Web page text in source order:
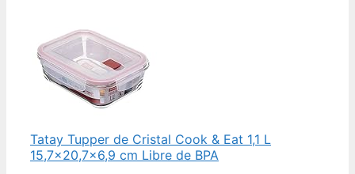
Tatay Tupper de Cristal Cook & Eat 1,1 L
15,7x20,7x6,9 cm Libre de BPA